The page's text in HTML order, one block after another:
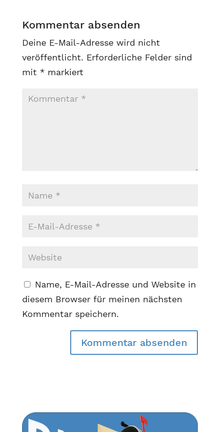
Kommentar absenden
Deine E-Mail-Adresse wird nicht
veröffentlicht. Erforderliche Felder sind
mit * markiert
Name, E-Mail-Adresse und Website in
diesem Browser für meinen nächsten
Kommentar speichern.